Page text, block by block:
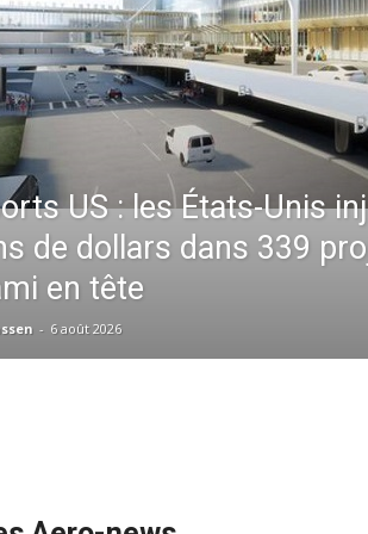
aéronautique 2026 : De
absolue,
les opérations en plein
- 24 juillet 2026